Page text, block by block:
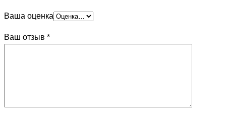
Ваша оценка
Ваш отзыв *